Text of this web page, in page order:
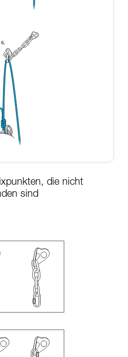
die nicht
sind